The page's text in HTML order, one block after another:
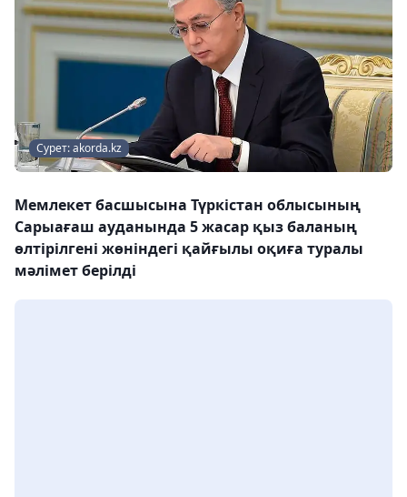
Сурет: akorda.kz
Мемлекет басшысына Түркістан облысының
Сарыағаш ауданында 5 жасар қыз баланың
өлтірілгені жөніндегі қайғылы оқиға туралы
мәлімет берілді